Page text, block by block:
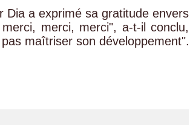
Dia a exprimé sa gratitude envers
merci, merci", a-t-il conclu,
maîtriser son développement".